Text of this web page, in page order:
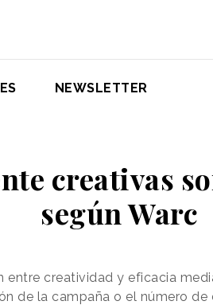
NEWSLETTER
creativas
según Warc
creatividad y eficacia
de la campaña o el número